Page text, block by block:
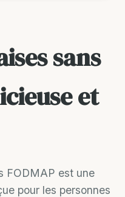
sans
et
FODMAP est une
pour les personnes